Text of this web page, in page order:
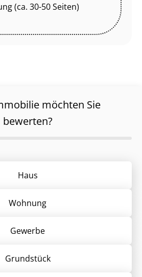
(ca. 30-50 Seiten)
möchten Sie
bewerten?
Haus
Wohnung
Gewerbe
Grund­stück